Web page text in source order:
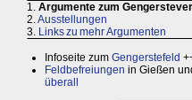
1. Argumente zum
2.Ausstellungen
3. Links zu mehr Argumenten
Infoseite zum Gengerstefeld
Feldbefreiungen in Gießen
überall